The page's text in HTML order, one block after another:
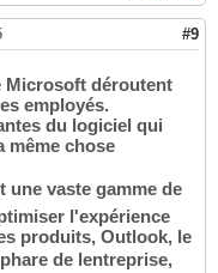
#9
Microsoft déroutent
employés.
du logiciel qui
même chose
une vaste gamme de
l'expérience
produits, Outlook, le
de lentreprise,